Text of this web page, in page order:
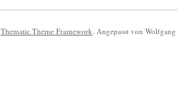
Thematic Theme Framework. Angepasst von